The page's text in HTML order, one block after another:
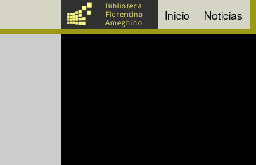
Inicio Noticias